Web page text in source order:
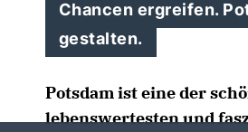
Chancen ergreifen.
gestalten.
Potsdam ist eine der
lebenswertesten und